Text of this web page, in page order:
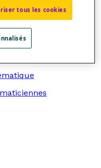
tous les cookies